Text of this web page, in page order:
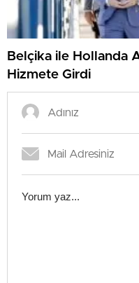
Belçika ile Hollanda
Hizmete Girdi